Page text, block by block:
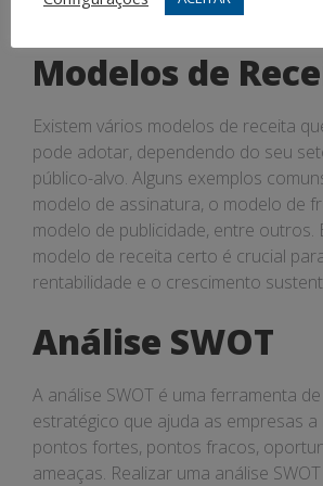
eficiência e eficácia operacional da
Modelos de
Existem vários modelos de receita
pode adotar, dependendo do seu
público-alvo. Alguns exemplos
modelo de assinatura, o modelo de
modelo de publicidade, entre outros.
modelo de receita certo é crucial
rentabilidade e o crescimento
Análise SWOT
A análise SWOT é uma ferramenta
estratégico que ajuda as empresas
pontos fortes, pontos fracos,
ameaças. Realizar uma análise